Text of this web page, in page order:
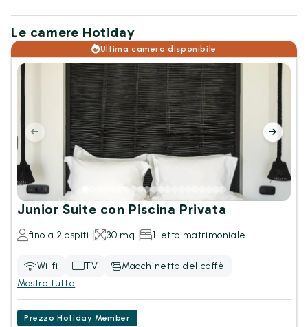
Le camere Hotiday
Ultima camera disponibile
Junior Suite con Piscina Privata
fino a 2 ospiti 30 mq 1 letto matrimoniale
Wi-fi TV
Macchinetta del caffè
Mostra tutte
Prezzo Hotiday Member